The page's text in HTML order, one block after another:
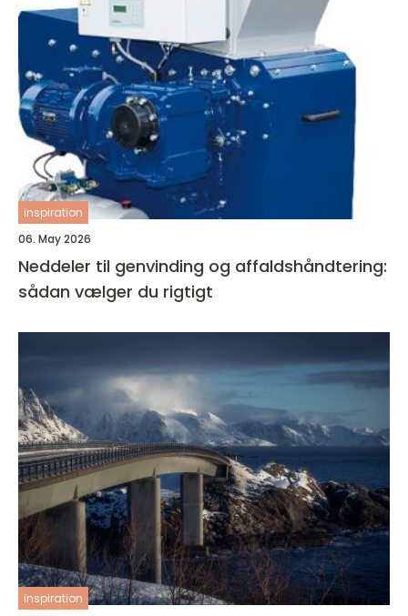
inspiration
06. May 2026
Neddeler til genvinding og affaldshåndtering:
sådan vælger du rigtigt
inspiration